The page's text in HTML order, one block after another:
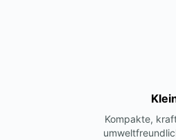
Kompakte,